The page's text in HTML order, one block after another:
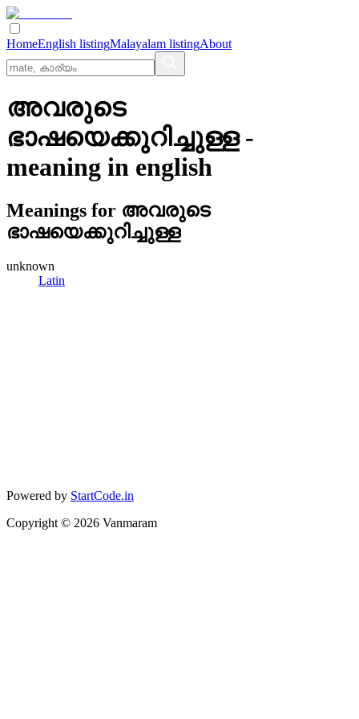
HomeEnglish listingMalayalam listingAbout
അവരുടെ
ഭാഷയെക്കുറിച്ചുള്ള-
meaning in english
Meanings for അവരുടെ
ഭാഷയെക്കുറിച്ചുള്ള
unknown
Latin
Powered by StartCode.in
Copyright © 2026 Vanmaram